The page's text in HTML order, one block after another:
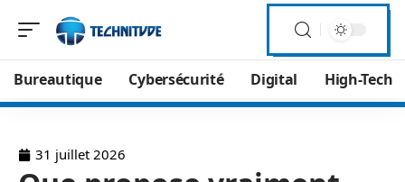
Bureautique Cybersécurité Digital High-Tech
31 juillet 2026